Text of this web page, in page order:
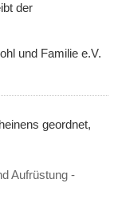
der
und Familie e.V.
geordnet,
Aufrüstung -